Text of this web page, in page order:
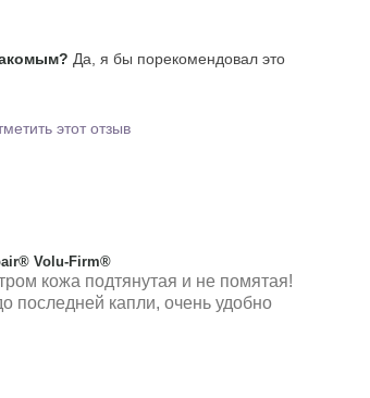
Да, я бы порекомендовал это
этот отзыв
Volu-Firm®
кожа подтянутая и не помятая!
последней капли, очень удобно